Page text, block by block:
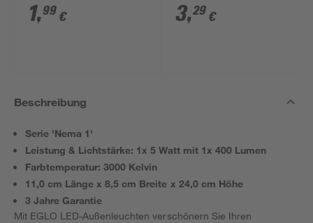
glänzend
1,99 €
matt
3,29 €
Beschreibung
Serie 'Nema 1'
Leistung & Lichtstärke: 1x 5 Watt mit 1x 400 Lumen
Farbtemperatur: 3000 Kelvin
11,0 cm Länge x 8,5 cm Breite x 24,0 cm Höhe
3 Jahre Garantie
Mit EGLO LED-Außenleuchten verschönern Sie Ihren